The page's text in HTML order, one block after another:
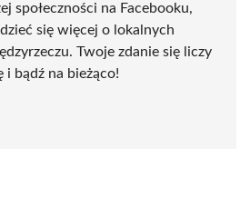
społeczności na Facebooku,
się więcej o lokalnych
Twoje zdanie się liczy
i bądź na bieżąco!